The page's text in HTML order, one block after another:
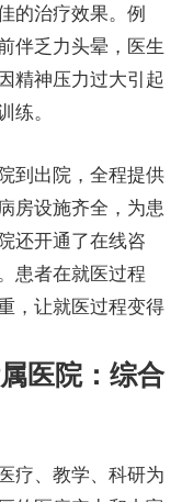
的治疗效果。例
伴乏力头晕，医生
精神压力过大引起
练。
到出院，全程提供
房设施齐全，为患
还开通了在线咨
患者在就医过程
，让就医过程变得
医院：综合
疗、教学、科研为